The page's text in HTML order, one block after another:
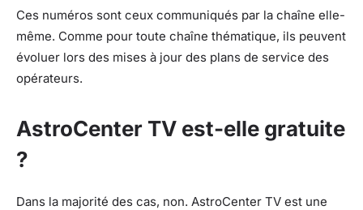
Ces numéros sont ceux communiqués par la chaîne elle-
même. Comme pour toute chaîne thématique, ils peuvent
évoluer lors des mises à jour des plans de service des
opérateurs.
AstroCenter TV est-elle gratuite
?
Dans la majorité des cas, non. AstroCenter TV est une